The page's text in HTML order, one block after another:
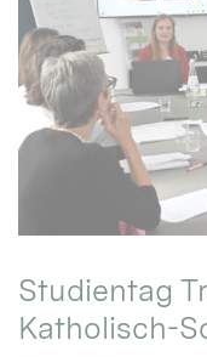
Studientag
Katholisch-